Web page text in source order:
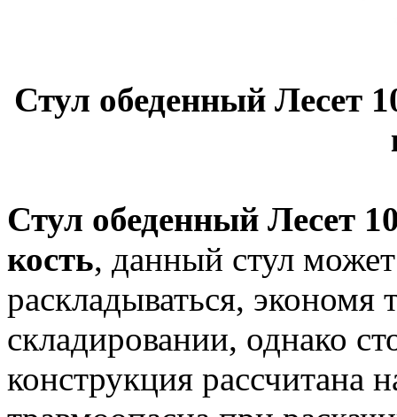
Стул обеденный Лесет
Стул обеденный Лесет
кость, данный стул
раскладываться,
складировании, однако
конструкция рассчитана